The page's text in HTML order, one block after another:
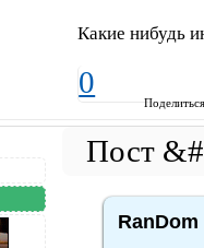
Какие нибудь
0